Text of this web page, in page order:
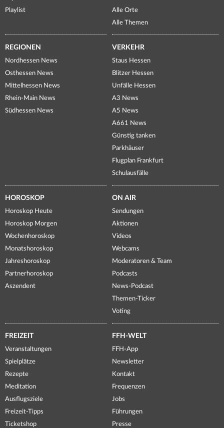
Playlist
Alle Orte
Alle Themen
REGIONEN
Nordhessen News
Osthessen News
Mittelhessen News
Rhein-Main News
Südhessen News
VERKEHR
Staus Hessen
Blitzer Hessen
Unfälle Hessen
A3 News
A5 News
A661 News
Günstig tanken
Parkhäuser
Flugplan Frankfurt
Schulausfälle
HOROSKOP
Horoskop Heute
Horoskop Morgen
Wochenhoroskop
Monatshoroskop
Jahreshoroskop
Partnerhoroskop
Aszendent
ON AIR
Sendungen
Aktionen
Videos
Webcams
Moderatoren & Team
Podcasts
News-Podcast
Themen-Ticker
Voting
FREIZEIT
Veranstaltungen
Spielplätze
Rezepte
Meditation
Ausflugsziele
Freizeit-Tipps
Ticketshop
FFH-WELT
FFH-App
Newsletter
Kontakt
Frequenzen
Jobs
Führungen
Presse